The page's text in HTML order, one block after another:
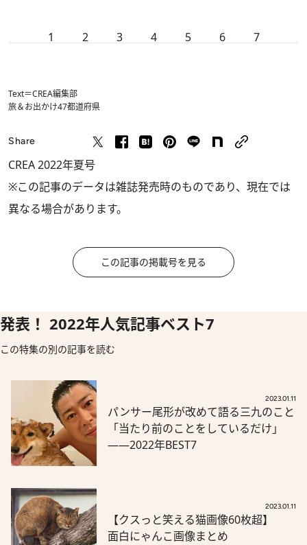
1 2 3 4 5 6 7
Text＝CREA編集部
旅＆お出かけ47都道府県
Share
CREA 2022年夏号
※この記事のデータは雑誌発売時のものであり、現在では
異なる場合があります。
この記事の掲載号を見る
発表！ 2022年人気記事ベスト7
この特集の別の記事を読む
2023.01.11
パンサー尾形が改めて語る三九のこと
「当たり前のことをしているだけ」
――2022年BEST7
2023.01.11
【クスっと笑える猫画像60枚超】
面白にゃんこ画像まとめ